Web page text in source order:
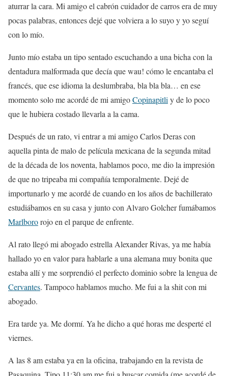
aturrar la cara. Mi amigo el cabrón cuidador de carros era de muy
pocas palabras, entonces dejé que volviera a lo suyo y yo seguí
con lo mío.
Junto mío estaba un tipo sentado escuchando a una bicha con la
dentadura malformada que decía que wau! cómo le encantaba el
francés, que ese idioma la deslumbraba, bla bla bla… en ese
momento solo me acordé de mi amigoCopinapitliy de lo poco
que le hubiera costado llevarla a la cama.
Después de un rato, vi entrar a mi amigo Carlos Deras con
aquella pinta de malo de película mexicana de la segunda mitad
de la década de los noventa, hablamos poco, me dio la impresión
de que no tripeaba mi compañía temporalmente. Dejé de
importunarlo y me acordé de cuando en los años de bachillerato
estudiábamos en su casa y junto con Alvaro Golcher fumábamos
Marlbororojo en el parque de enfrente.
Al rato llegó mi abogado estrella Alexander Rivas, ya me había
hallado yo en valor para hablarle a una alemana muy bonita que
estaba allí y me sorprendió el perfecto dominio sobre la lengua de
Cervantes. Tampoco hablamos mucho. Me fui a la shit con mi
abogado.
Era tarde ya. Me dormí. Ya he dicho a qué horas me desperté el
viernes.
A las 8 am estaba ya en la oficina, trabajando en la revista de